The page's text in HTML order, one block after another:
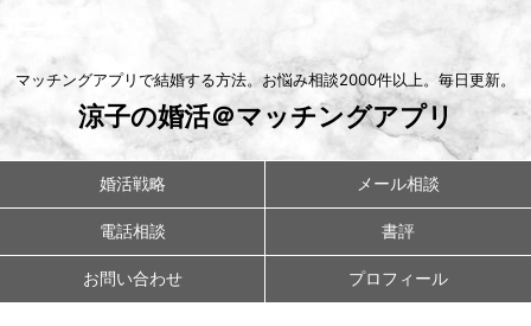
マッチングアプリで結婚する方法。お悩み相談2000件以上。毎日更新。
涼子の婚活＠マッチングアプリ
婚活戦略 メール相談
電話相談 書評
お問い合わせ プロフィール